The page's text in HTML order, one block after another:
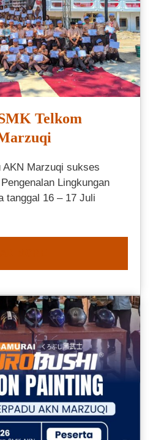
Telkom
AKN Marzuqi sukses
Lingkungan
tanggal 16 – 17 Juli